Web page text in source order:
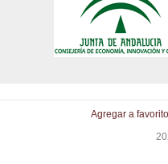
Agregar a